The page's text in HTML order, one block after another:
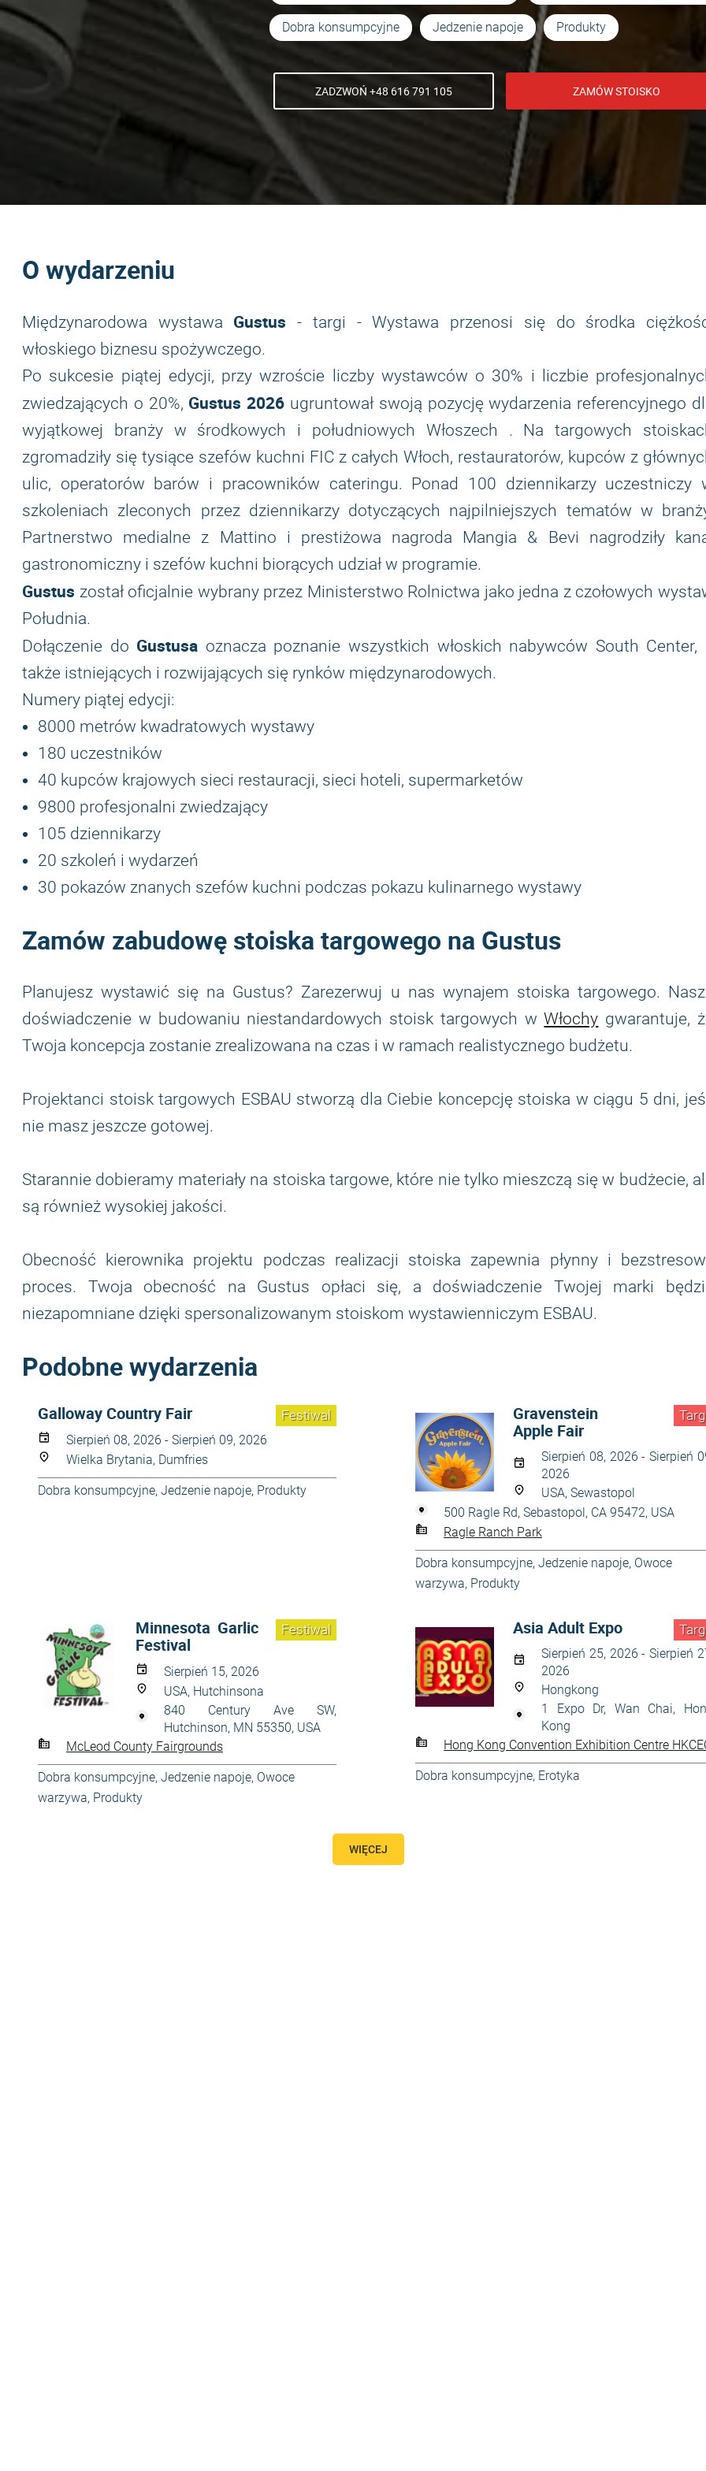
Dobra konsumpcyjne Jedzenie napoje Produkty
ZADZWOŃ +48 616 791 105 ZAMÓW STOISKO
O wydarzeniu
Międzynarodowa wystawa Gustus - targi - Wystawa przenosi się do środka
włoskiego biznesu spożywczego.
Po sukcesie piątej edycji, przy wzroście liczby wystawców o 30% i liczbie
zwiedzających o 20%, Gustus 2026 ugruntował swoją pozycję wydarzenia referencyjnego
wyjątkowej branży w środkowych i południowych Włoszech . Na targowych
zgromadziły się tysiące szefów kuchni FIC z całych Włoch, restauratorów, kupców z
ulic, operatorów barów i pracowników cateringu. Ponad 100 dziennikarzy uczestniczy
szkoleniach zleconych przez dziennikarzy dotyczących najpilniejszych tematów w
Partnerstwo medialne z Mattino i prestiżowa nagroda Mangia & Bevi nagrodziły
gastronomiczny i szefów kuchni biorących udział w programie.
Gustus został oficjalnie wybrany przez Ministerstwo Rolnictwa jako jedna z czołowych
Południa.
Dołączenie do Gustusa oznacza poznanie wszystkich włoskich nabywców South Center,
także istniejących i rozwijających się rynków międzynarodowych.
Numery piątej edycji:
8000 metrów kwadratowych wystawy
180 uczestników
40 kupców krajowych sieci restauracji, sieci hoteli, supermarketów
9800 profesjonalni zwiedzający
105 dziennikarzy
20 szkoleń i wydarzeń
30 pokazów znanych szefów kuchni podczas pokazu kulinarnego wystawy
Zamów zabudowę stoiska targowego na Gustus
Planujesz wystawić się na Gustus? Zarezerwuj u nas wynajem stoiska targowego.
doświadczenie w budowaniu niestandardowych stoisk targowych wWłochy gwarantuje,
Twoja koncepcja zostanie zrealizowana na czas i w ramach realistycznego budżetu.
Projektanci stoisk targowych ESBAU stworzą dla Ciebie koncepcję stoiska w ciągu 5 dni,
nie masz jeszcze gotowej.
Starannie dobieramy materiały na stoiska targowe, które nie tylko mieszczą się w budżecie,
są również wysokiej jakości.
Obecność kierownika projektu podczas realizacji stoiska zapewnia płynny i
proces. Twoja obecność na Gustus opłaci się, a doświadczenie Twojej marki
niezapomniane dzięki spersonalizowanym stoiskom wystawienniczym ESBAU.
Podobne wydarzenia
Festiwal
Galloway Country Fair
Sierpień 08, 2026 - Sierpień 09, 2026
Wielka Brytania, Dumfries
Dobra konsumpcyjne, Jedzenie napoje, Produkty
Gravenstein
Apple Fair
Sierpień 08, 2026 - Sierpień
2026
USA, Sewastopol
500 Ragle Rd, Sebastopol, CA 95472, USA
Ragle Ranch Park
Dobra konsumpcyjne, Jedzenie napoje, Owoce
warzywa, Produkty
Festiwal
Minnesota Garlic
Festival
Sierpień 15, 2026
USA, Hutchinsona
840 Century Ave SW,
Hutchinson, MN 55350, USA
McLeod County Fairgrounds
Dobra konsumpcyjne, Jedzenie napoje, Owoce
warzywa, Produkty
Asia Adult Expo
Sierpień 25, 2026 - Sierpień
2026
Hongkong
1 Expo Dr, Wan Chai,
Kong
Hong Kong Convention Exhibition Centre
Dobra konsumpcyjne, Erotyka
WIĘCEJ